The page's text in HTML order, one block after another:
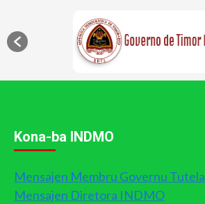
Kona-ba INDMO
Mensajen Membru Governu Tutela
Mensajen Diretora INDMO